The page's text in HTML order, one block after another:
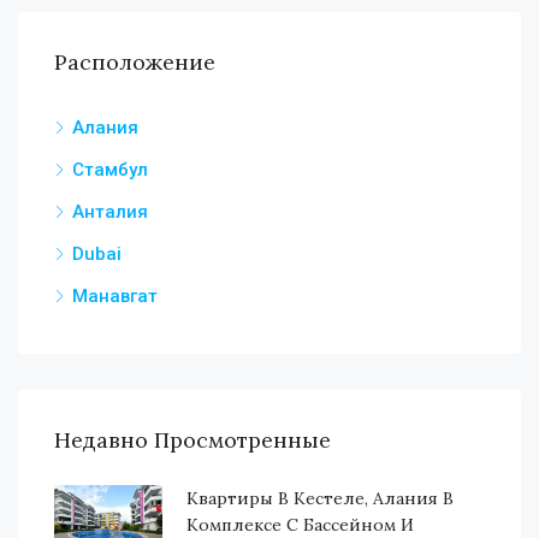
Расположение
Алания
Стамбул
Анталия
Dubai
Манавгат
Недавно Просмотренные
Квартиры В Кестеле, Алания В
Комплексе С Бассейном И